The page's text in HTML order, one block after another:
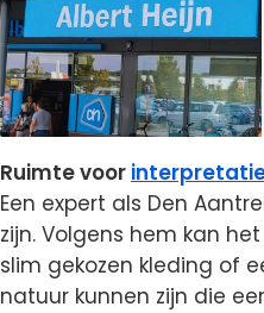
Ruimte voor
Een expert als Den
zijn. Volgens hem kan
slim gekozen kleding of
natuur kunnen zijn die